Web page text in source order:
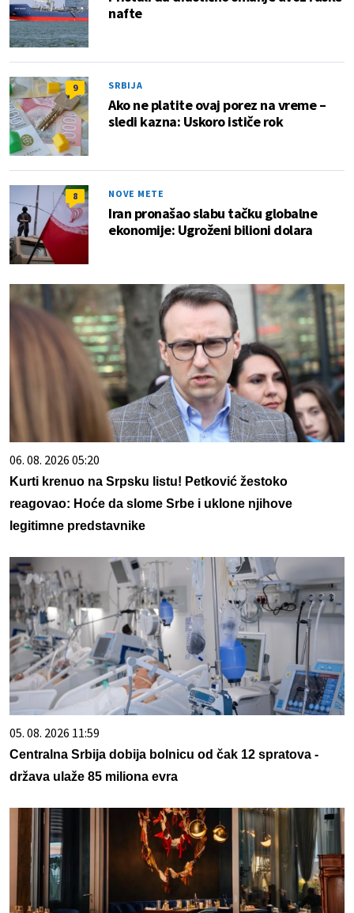
nafte
9 SRBIJA
Ako ne platite ovaj porez na vreme –
sledi kazna: Uskoro ističe rok
8 NOVE METE
Iran pronašao slabu tačku globalne
ekonomije: Ugroženi bilioni dolara
06. 08. 2026 05:20
Kurti krenuo na Srpsku listu! Petković žestoko
reagovao: Hoće da slome Srbe i uklone njihove
legitimne predstavnike
05. 08. 2026 11:59
Centralna Srbija dobija bolnicu od čak 12 spratova -
država ulaže 85 miliona evra